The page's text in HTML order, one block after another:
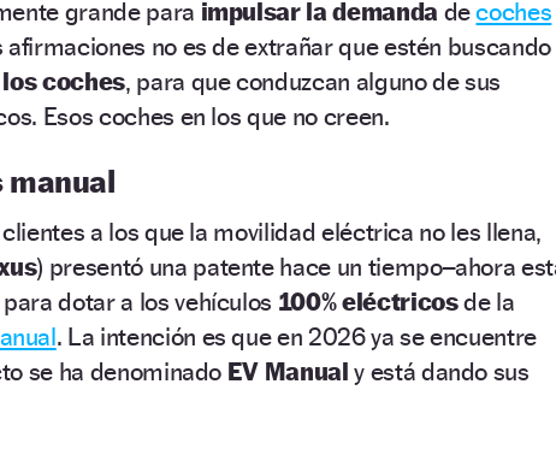
grande para impulsar la demanda decoches
afirmaciones no es de extrañar que estén buscando
coches, para que conduzcan alguno de sus
Esos coches en los que no creen.
manual
a los que la movilidad eléctrica no les llena,
) presentó una patente hace un tiempo–ahora
dotar a los vehículos 100% eléctricosde la
. La intención es que en 2026 ya se encuentre
se ha denominado EV Manual y está dando sus